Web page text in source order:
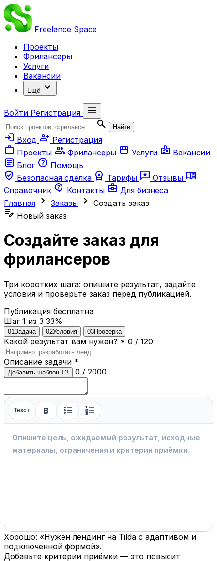
Freelance Space
Проекты
Фрилансеры
Услуги
Вакансии
Ещё expand_more
Войти Регистрация
menu
search
Найти
login Вход person_add Регистрация
work Проекты group Фрилансеры storefront Услуги badge Вакансии
article Блог help Помощь
verified_user Безопасная сделка workspace_premium Тарифы reviews Отзывы menu_book
Справочник contact_support Контакты business_center Для бизнеса
Главная chevron_right Заказы chevron_right Создать заказ
edit_note Новый заказ
Создайте заказ для
фрилансеров
Три коротких шага: опишите результат, задайте
условия и проверьте заказ перед публикацией.
Публикация бесплатна
Шаг 1 из 3 33%
01 Задача 02Условия 03Проверка
Какой результат вам нужен? * 0 / 120
Описание задачи *
Добавить шаблон ТЗ 0 / 2000
Текст format_bold format_list_bulleted format_list_numbered
Хорошо: «Нужен лендинг на Tilda с адаптивом и
подключённой формой».
Добавьте критерии приёмки — это повысит